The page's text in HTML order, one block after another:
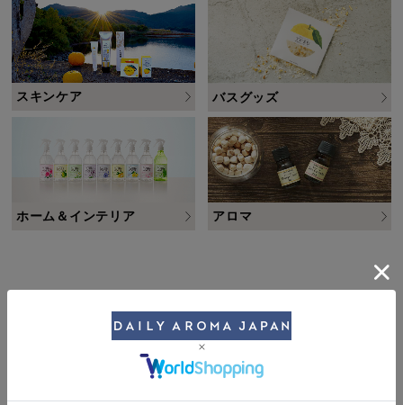
スキンケア バスグッズ
ホーム＆インテリア アロマ
FLAVORS
香りから選ぶ